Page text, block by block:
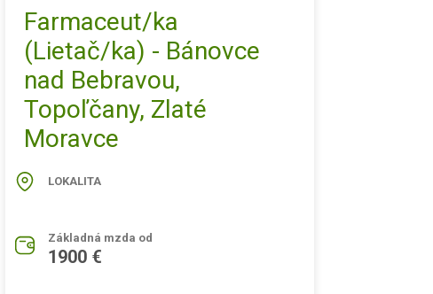
Farmaceut/ka
(Lietač/ka) - Bánovce
nad Bebravou,
Topoľčany, Zlaté
Moravce
LOKALITA
Základná mzda od
1900 €